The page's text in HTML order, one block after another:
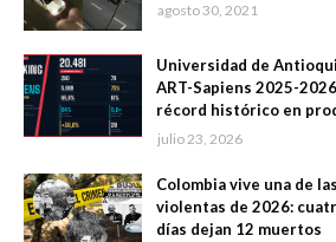
agosto 30, 2021
Universidad de
ART-Sapiens 2025-
récord histórico en
julio 23, 2026
Colombia vive una de
violentas de 2026:
días dejan 12 muertos